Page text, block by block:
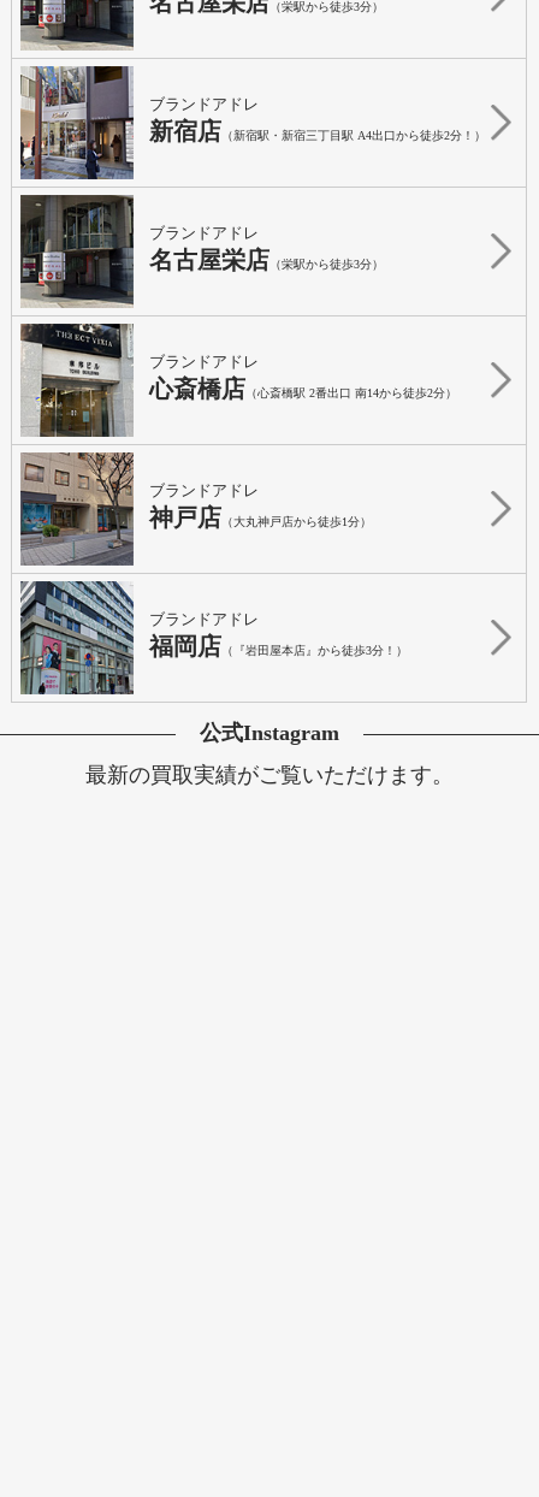
（栄駅から徒歩3分）
ブランドアドレ
新宿店 （新宿駅・新宿三丁目駅 A4出口から徒歩2分！）
ブランドアドレ
名古屋栄店 （栄駅から徒歩3分）
ブランドアドレ
心斎橋店 （心斎橋駅 2番出口 南14から徒歩2分）
ブランドアドレ
神戸店 （大丸神戸店から徒歩1分）
ブランドアドレ
福岡店 （『岩田屋本店』から徒歩3分！）
公式Instagram
最新の買取実績がご覧いただけます。